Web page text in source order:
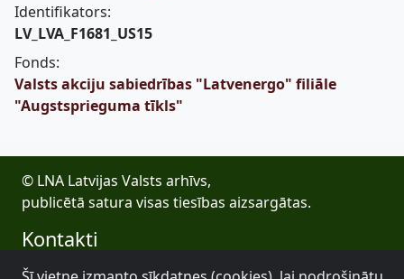
Identifikators:
LV_LVA_F1681_US15
Fonds:
Valsts akciju sabiedrības "Latvenergo" filiāle
"Augstsprieguma tīkls"
© LNA Latvijas Valsts arhīvs,
publicētā satura visas tiesības aizsargātas.
Kontakti
E-pasts: lva@arhivi.gov.lv